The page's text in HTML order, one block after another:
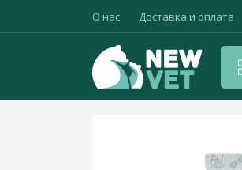
О нас Доставка и оплата
Главная Антибиотики